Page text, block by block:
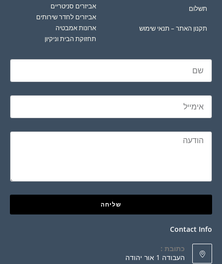
תשלום
תקנון האתר – תנאי שימוש
אביזרים סניטריים
אביזרים לחדר שירותים
ארונות אמבטיה
תחזוקת הבית וניקיון
שליחה
Contact Info
כתובת :
העבודה 1 אור יהודה